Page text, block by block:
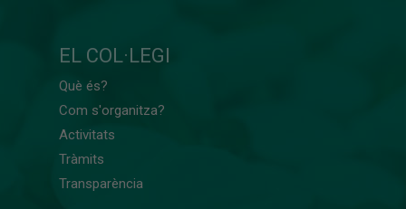
EL COL·LEGI
Què és?
Com s'organitza?
Activitats
Tràmits
Transparència